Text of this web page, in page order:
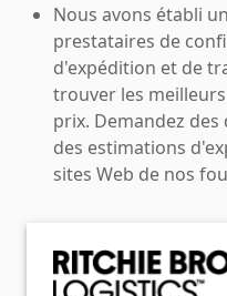
Nous avons établi
prestataires de
d'expédition et de
trouver les
prix. Demandez
des estimations
sites Web de nos